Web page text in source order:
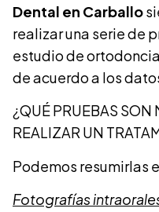
Dental en Carballo
realizar una serie de
estudio de
de acuerdo a los
¿QUÉ PRUEBAS SON
REALIZAR UN
Podemos resumirlas
Fotografías